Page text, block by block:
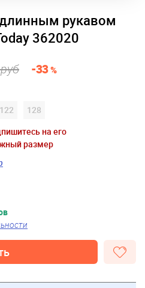
рукавом
362020
-33%
122
128
на его
размер